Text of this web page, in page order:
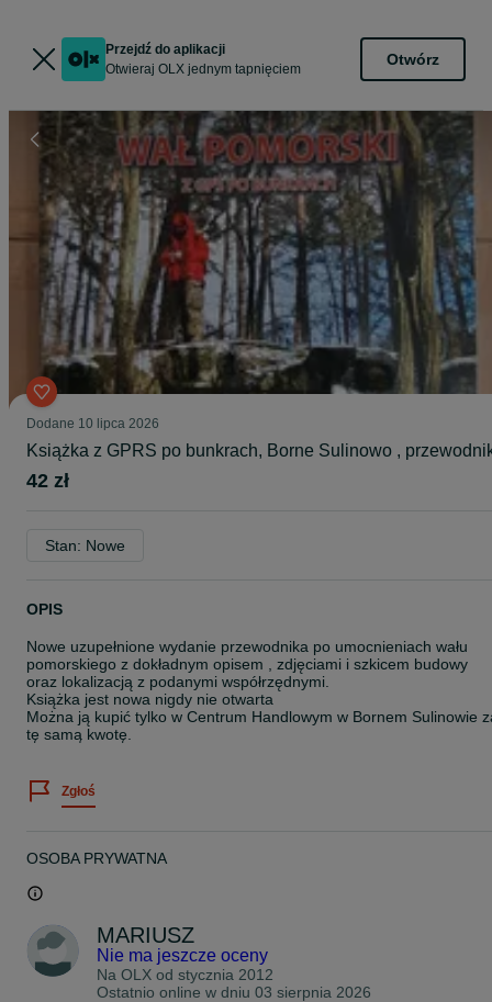
Przejdź do aplikacji
Otwieraj OLX jednym tapnięciem
Otwórz
Dodane 10 lipca 2026
Książka z GPRS po bunkrach, Borne Sulinowo ,
42 zł
Stan: Nowe
OPIS
Nowe uzupełnione wydanie przewodnika po umocnieniach wału
pomorskiego z dokładnym opisem , zdjęciami i szkicem budowy
oraz lokalizacją z podanymi współrzędnymi.
Książka jest nowa nigdy nie otwarta
Można ją kupić tylko w Centrum Handlowym w Bornem Sulinowie
tę samą kwotę.
Zgłoś
OSOBA PRYWATNA
MARIUSZ
Nie ma jeszcze oceny
Na OLX od stycznia 2012
Ostatnio online w dniu 03 sierpnia 2026